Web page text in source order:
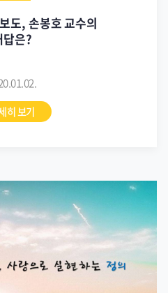
도, 손봉호 교수의
답은?
히 보기